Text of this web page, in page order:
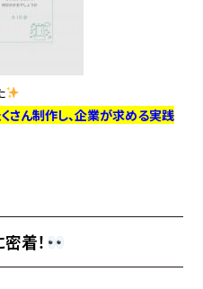
さん制作し、企業が求める実践
着！